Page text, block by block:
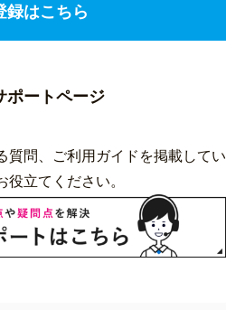
録はこちら
ポートページ
質問、ご利用ガイドを掲載してい
役立てください。